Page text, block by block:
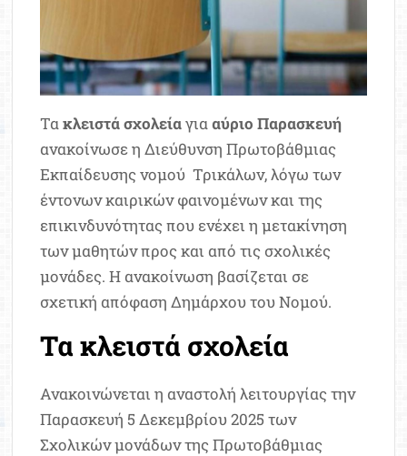
Τακλειστά σχολείαγιααύριο Παρασκευή
ανακοίνωσε η Διεύθυνση Πρωτοβάθμιας
Εκπαίδευσης νομού Τρικάλων,λόγω των
έντονων καιρικών φαινομένων και της
επικινδυνότητας που ενέχει η μετακίνηση
των μαθητών προς και από τις σχολικές
μονάδες. Η ανακοίνωση βασίζεται σε
σχετική απόφαση Δημάρχου του Νομού.
Τα κλειστά σχολεία
Ανακοινώνεται η αναστολή λειτουργίας την
Παρασκευή 5 Δεκεμβρίου 2025 των
Σχολικών μονάδων της Πρωτοβάθμιας